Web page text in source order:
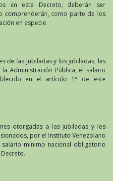
en este Decreto, deberán ser
comprenderán, como parte de los
en especie.
de las jubiladas y los jubiladas, las
Administración Pública, el salario
en el artículo 1° de este
otorgadas a las jubiladas y los
por el Instituto Venezolano
salario mínimo nacional obligatorio